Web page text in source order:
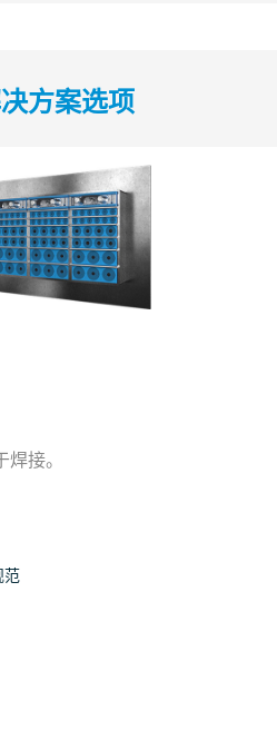
方案选项
接。
范